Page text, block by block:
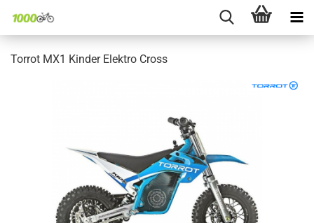
Torrot MX1 Kinder Elektro Cross